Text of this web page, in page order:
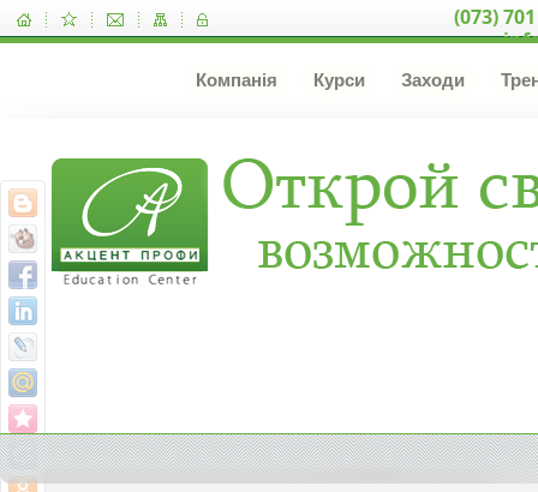
(073)
Компанія Курси Заходи